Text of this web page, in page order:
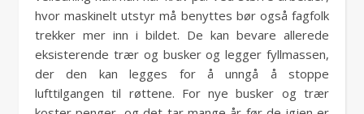
hvor maskinelt utstyr må benyttes bør også fagfolk
trekker mer inn i bildet. De kan bevare allerede
eksisterende trær og busker og legger fyllmassen,
der den kan legges for å unngå å stoppe
lufttilgangen til røttene. For nye busker og trær